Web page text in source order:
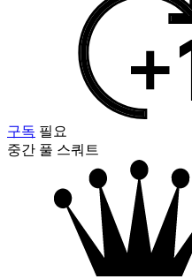
구독 필요
중간 풀 스쿼트